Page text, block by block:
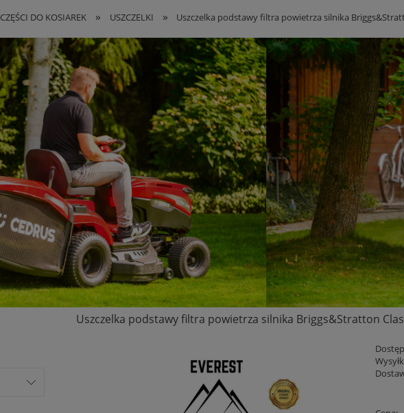
CZĘŚCI DO KOSIAREK » USZCZELKI » Uszczelka podstawy filtra powietrza silnika
Uszczelka podstawy filtra powietrza silnika Briggs&Stratton